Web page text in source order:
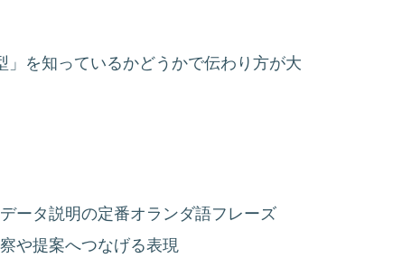
を知っているかどうかで伝わり方が大
ータ説明の定番オランダ語フレーズ
や提案へつなげる表現